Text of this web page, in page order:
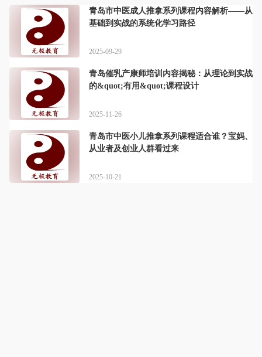
青岛市中医成人推拿系列课程内容解析——从
基础到实战的系统化学习路径
2025-09-29
青岛催乳产康师培训内容揭秘：从理论到实战
的&quot;有用&quot;课程设计
2025-11-26
青岛市中医小儿推拿系列课程适合谁？宝妈、
从业者及创业人群看过来
2025-10-21